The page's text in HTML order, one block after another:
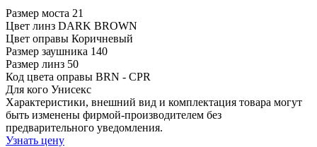
Размер моста 21
Цвет линз DARK BROWN
Цвет оправы Коричневый
Размер заушника 140
Размер линз 50
Код цвета оправы BRN - CPR
Для кого Унисекс
Характеристики, внешний вид и комплектация товара могут
быть изменены фирмой-производителем без
предварительного уведомления.
Узнать цену